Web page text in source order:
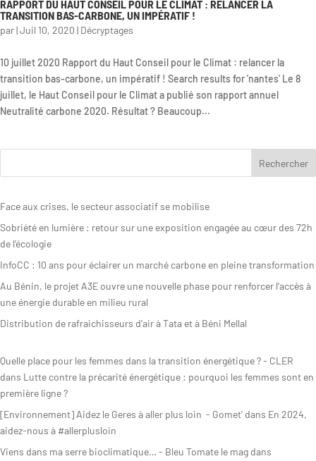
Rapport
d’activité
RAPPORT DU HAUT CONSEIL POUR LE CLIMAT : RELANCER LA
TRANSITION BAS-CARBONE, UN IMPÉRATIF !
par|Juil 10, 2020 | Décryptages
10 juillet 2020 Rapport du Haut Conseil pour le Climat : relancer la
transition bas-carbone, un impératif ! Search results for 'nantes' Le 8
juillet, le Haut Conseil pour le Climat a publié son rapport annuel
Neutralité carbone 2020. Résultat ? Beaucoup...
Face aux crises, le secteur associatif se mobilise
Sobriété en lumière : retour sur une exposition engagée au cœur des 72h
de l’écologie
InfoCC : 10 ans pour éclairer un marché carbone en pleine transformation
Au Bénin, le projet A3E ouvre une nouvelle phase pour renforcer l’accès à
une énergie durable en milieu rural
Distribution de rafraichisseurs d’air à Tata et à Béni Mellal
Quelle place pour les femmes dans la transition énergétique ? - CLER
dans Lutte contre la précarité énergétique : pourquoi les femmes sont en
première ligne ?
[Environnement] Aidez le Geres à aller plus loin - Gomet' dans En 2024,
aidez-nous à #allerplusloin
Viens dans ma serre bioclimatique… - Bleu Tomate le mag dans